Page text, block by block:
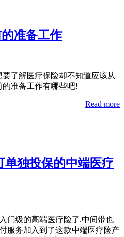
准备工作
了解医疗保险却不知道应该从
准备工作有哪些吧!
Read more
单独投保的中端医疗
门级的高端医疗险了.中间带也
服务加入到了这款中端医疗险产